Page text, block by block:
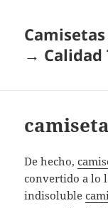
→ Calidad
De hecho,
convertido a lo
indisoluble